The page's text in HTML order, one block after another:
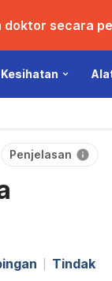
doktor secara
Penjelasan
Tindak